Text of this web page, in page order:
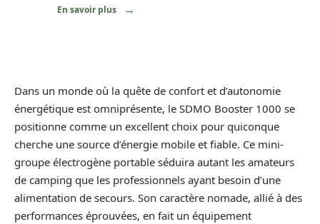
En savoir plus
Dans un monde où la quête de confort et d’autonomie
énergétique est omniprésente, le SDMO Booster 1000 se
positionne comme un excellent choix pour quiconque
cherche une source d’énergie mobile et fiable. Ce mini-
groupe électrogène portable séduira autant les amateurs
de camping que les professionnels ayant besoin d’une
alimentation de secours. Son caractère nomade, allié à des
performances éprouvées, en fait un équipement